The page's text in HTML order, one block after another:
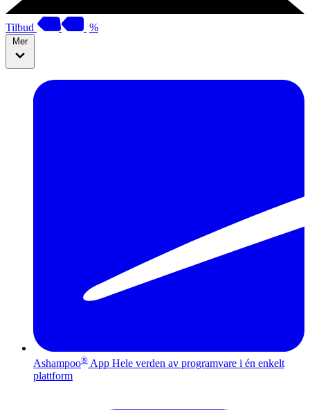
Tilbud %
Mer
Ashampoo® App Hele verden av programvare i én enkelt
plattform